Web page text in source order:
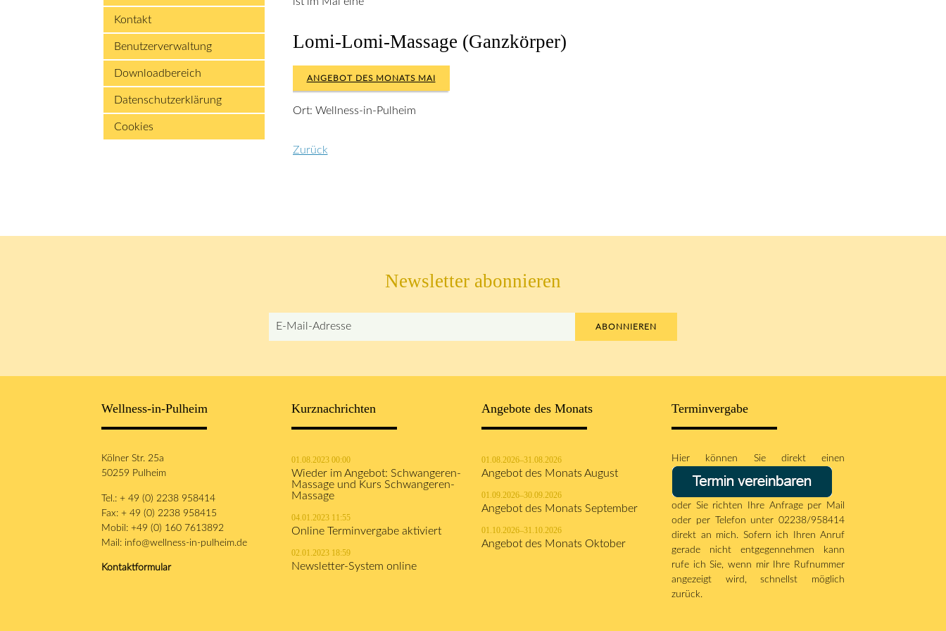
Lomi-Lomi-Massage (Ganzkörper)
ANGEBOT DES MONATS MAI
Ort: Wellness-in-Pulheim
Zurück
Kontakt
Benutzerverwaltung
Downloadbereich
Datenschutzerklärung
Cookies
Newsletter abonnieren
E-
Mail-
ABONNIEREN
Wellness-in-Pulheim
Kölner Str. 25a
50259 Pulheim
Tel.: + 49 (0) 2238 958414
Fax: + 49 (0) 2238 958415
Mobil: +49 (0) 160 7613892
Mail: info@wellness-in-pulheim.de
Kontaktformular
Kurznachrichten
01.08.2023 00:00
Wieder im Angebot: Schwangeren-
Massage und Kurs Schwangeren-
Massage
04.01.2023 11:55
Online Terminvergabe aktiviert
02.01.2023 18:59
Newsletter-System online
Angebote des Monats
01.08.2026–31.08.2026
Angebot des Monats August
01.09.2026–30.09.2026
Angebot des Monats September
01.10.2026–31.10.2026
Angebot des Monats Oktober
Terminvergabe
Hier können Sie direkt einen
oder Sie richten Ihre Anfrage per Mail
oder per Telefon unter 02238/958414
direkt an mich. Sofern ich Ihren Anruf
gerade nicht entgegennehmen kann
rufe ich Sie, wenn mir Ihre Rufnummer
angezeigt wird, schnellst möglich
zurück.